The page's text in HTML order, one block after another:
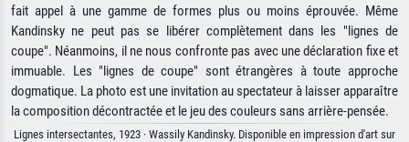
fait appel à une gamme de formes plus ou moins éprouvée. Même
Kandinsky ne peut pas se libérer complètement dans les "lignes de
coupe". Néanmoins, il ne nous confronte pas avec une déclaration fixe et
immuable. Les "lignes de coupe" sont étrangères à toute approche
dogmatique. La photo est une invitation au spectateur à laisser apparaître
la composition décontractée et le jeu des couleurs sans arrière-pensée.
Lignes intersectantes, 1923 · Wassily Kandinsky. Disponible en impression d'art sur